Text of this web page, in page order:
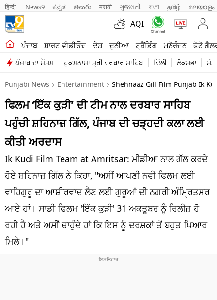
हिन्दी News9 ಕನ್ನಡ తెలుగు मराठी ગુજરાતી বাংলা தமிழ் മലയാളം
AQI
ਪੰਜਾਬ ਸ਼ਾਰਟ ਵੀਡੀਓਜ਼ ਦੇਸ਼ ਦੁਨੀਆ ਟ੍ਰੈਂਡਿੰਗ ਮਨੋਰੰਜਨ ਫੋਟੋ
ਪੰਜਾਬ ਦਾ ਮੌਸਮ ਹੁਕਮਨਾਮਾ ਸ੍ਰੀ ਦਰਬਾਰ ਸਾਹਿਬ ਦਿੱਲੀ ਲੋਕਸਭਾ
ਖੇਤੀਬਾੜੀ
ਸ਼ਾਰਟ ਵੀਡੀਓਜ਼
ਕਾਰੋਬਾਰ
ਕਰਿਅਰ
ਮਨੋਰੰਜਨ
ਦੇਸ਼
ਲਾਈਫ ਸਟਾਈਲ
ਪੰਜਾਬ
ਧਰਮ
ਖੇਡਾਂ
Punjabi News Entertainment Shehnaaz Gill Film Punjab Ik
ਫਿਲਮ ‘ਇੱਕ ਕੁੜੀ’ ਦੀ ਟੀਮ ਨਾਲ ਦਰਬਾਰ ਸਾਹਿਬ
ਪਹੁੰਚੀ ਸ਼ਹਿਨਾਜ਼ ਗਿੱਲ, ਪੰਜਾਬ ਦੀ ਚੜ੍ਹਦੀ ਕਲਾ ਲਈ
ਕੀਤੀ ਅਰਦਾਸ
Ik Kudi Film Team at Amritsar: ਮੀਡੀਆ ਨਾਲ ਗੱਲ ਕਰਦੇ
ਹੋਏ ਸ਼ਹਿਨਾਜ਼ ਗਿੱਲ ਨੇ ਕਿਹਾ, "ਅਸੀਂ ਆਪਣੀ ਨਵੀਂ ਫਿਲਮ ਲਈ
ਵਾਹਿਗੁਰੂ ਦਾ ਆਸ਼ੀਰਵਾਦ ਲੈਣ ਲਈ ਗੁਰੂਆਂ ਦੀ ਨਗਰੀ ਅੰਮ੍ਰਿਤਸਰ
ਆਏ ਹਾਂ। ਸਾਡੀ ਫਿਲਮ 'ਇੱਕ ਕੁੜੀ' 31 ਅਕਤੂਬਰ ਨੂੰ ਰਿਲੀਜ਼ ਹੋ
ਰਹੀ ਹੈ ਅਤੇ ਅਸੀਂ ਚਾਹੁੰਦੇ ਹਾਂ ਕਿ ਇਸ ਨੂੰ ਦਰਸ਼ਕਾਂ ਤੋਂ ਬਹੁਤ ਪਿਆਰ
ਮਿਲੇ।"